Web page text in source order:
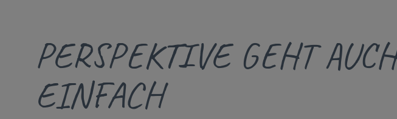
PERSPEKTIVE GEHT AUCH
EINFACH